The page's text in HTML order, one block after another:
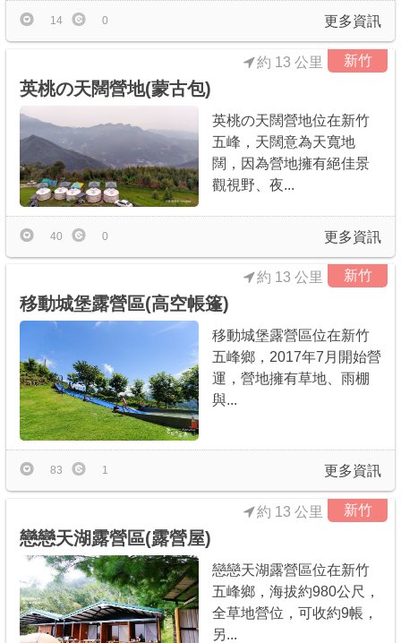
更多資訊
14 0
新竹
英桃の天闊營地(蒙古包)
約 13 公里
英桃の天闊營地位在新竹
五峰，天闊意為天寬地
闊，因為營地擁有絕佳景
觀視野、夜...
更多資訊
40 0
新竹
移動城堡露營區(高空帳篷)
約 13 公里
移動城堡露營區位在新竹
五峰鄉，2017年7月開始營
運，營地擁有草地、雨棚
與...
更多資訊
83 1
新竹
戀戀天湖露營區(露營屋)
約 13 公里
戀戀天湖露營區位在新竹
五峰鄉，海拔約980公尺，
全草地營位，可收約9帳，
另...